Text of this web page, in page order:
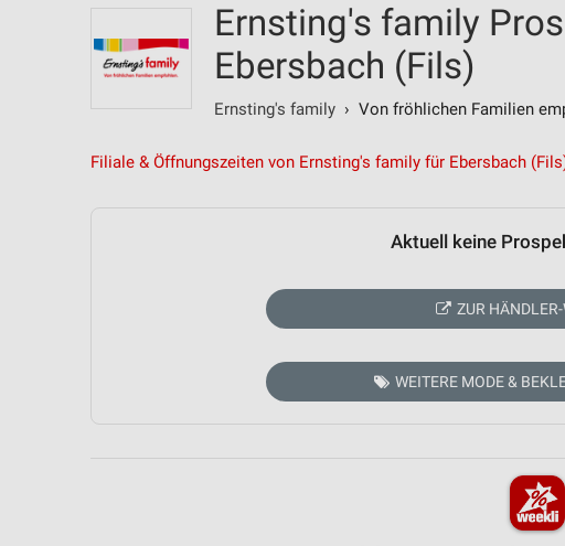
Ernsting's family
Ebersbach (Fils)
Ernsting's family › Von fröhlichen Familien
Filiale & Öffnungszeiten von Ernsting's family für Ebersbach
Aktuell keine
ZUR
WEITERE MODE &